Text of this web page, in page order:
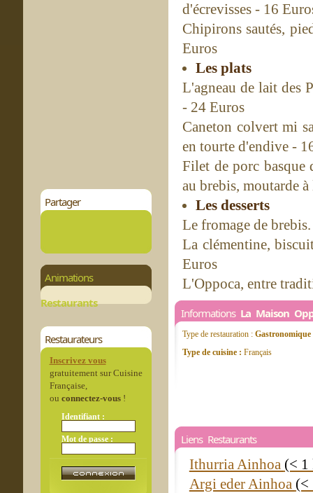
Partager
Animations
Restaurants
Restaurateurs
Inscrivez vous
gratuitement sur Cuisine
Française,
ou connectez-vous!
Identifiant :
Mot de passe :
d'écrevisses - 16
Chipirons sautés,
Euros
Les plats
L'agneau de lait des
- 24 Euros
Caneton colvert mi
en tourte d'endive -
Filet de porc basque
au brebis, moutarde
Les desserts
Le fromage de
La clémentine,
Euros
L'Oppoca, entre
Informations La Maison
Type de restauration : Gastronomique
Type de cuisine : Français
Liens Restaurants
Ithurria Ainhoa (< 1
Argi eder Ainhoa (<